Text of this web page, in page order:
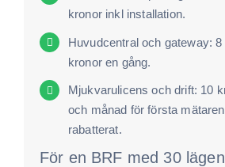
kronor inkl installation.
Huvudcentral och gateway: 8
kronor en gång.
Mjukvarulicens och drift: 10
och månad för första
rabatterat.
För en BRF med 30